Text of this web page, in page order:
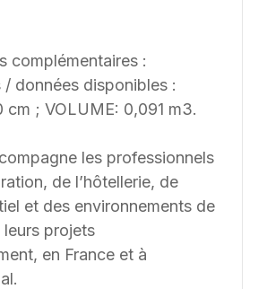
complémentaires :
/ données disponibles :
cm ; VOLUME: 0,091 m3.
les professionnels
de l’hôtellerie, de
et des environnements de
projets
en France et à